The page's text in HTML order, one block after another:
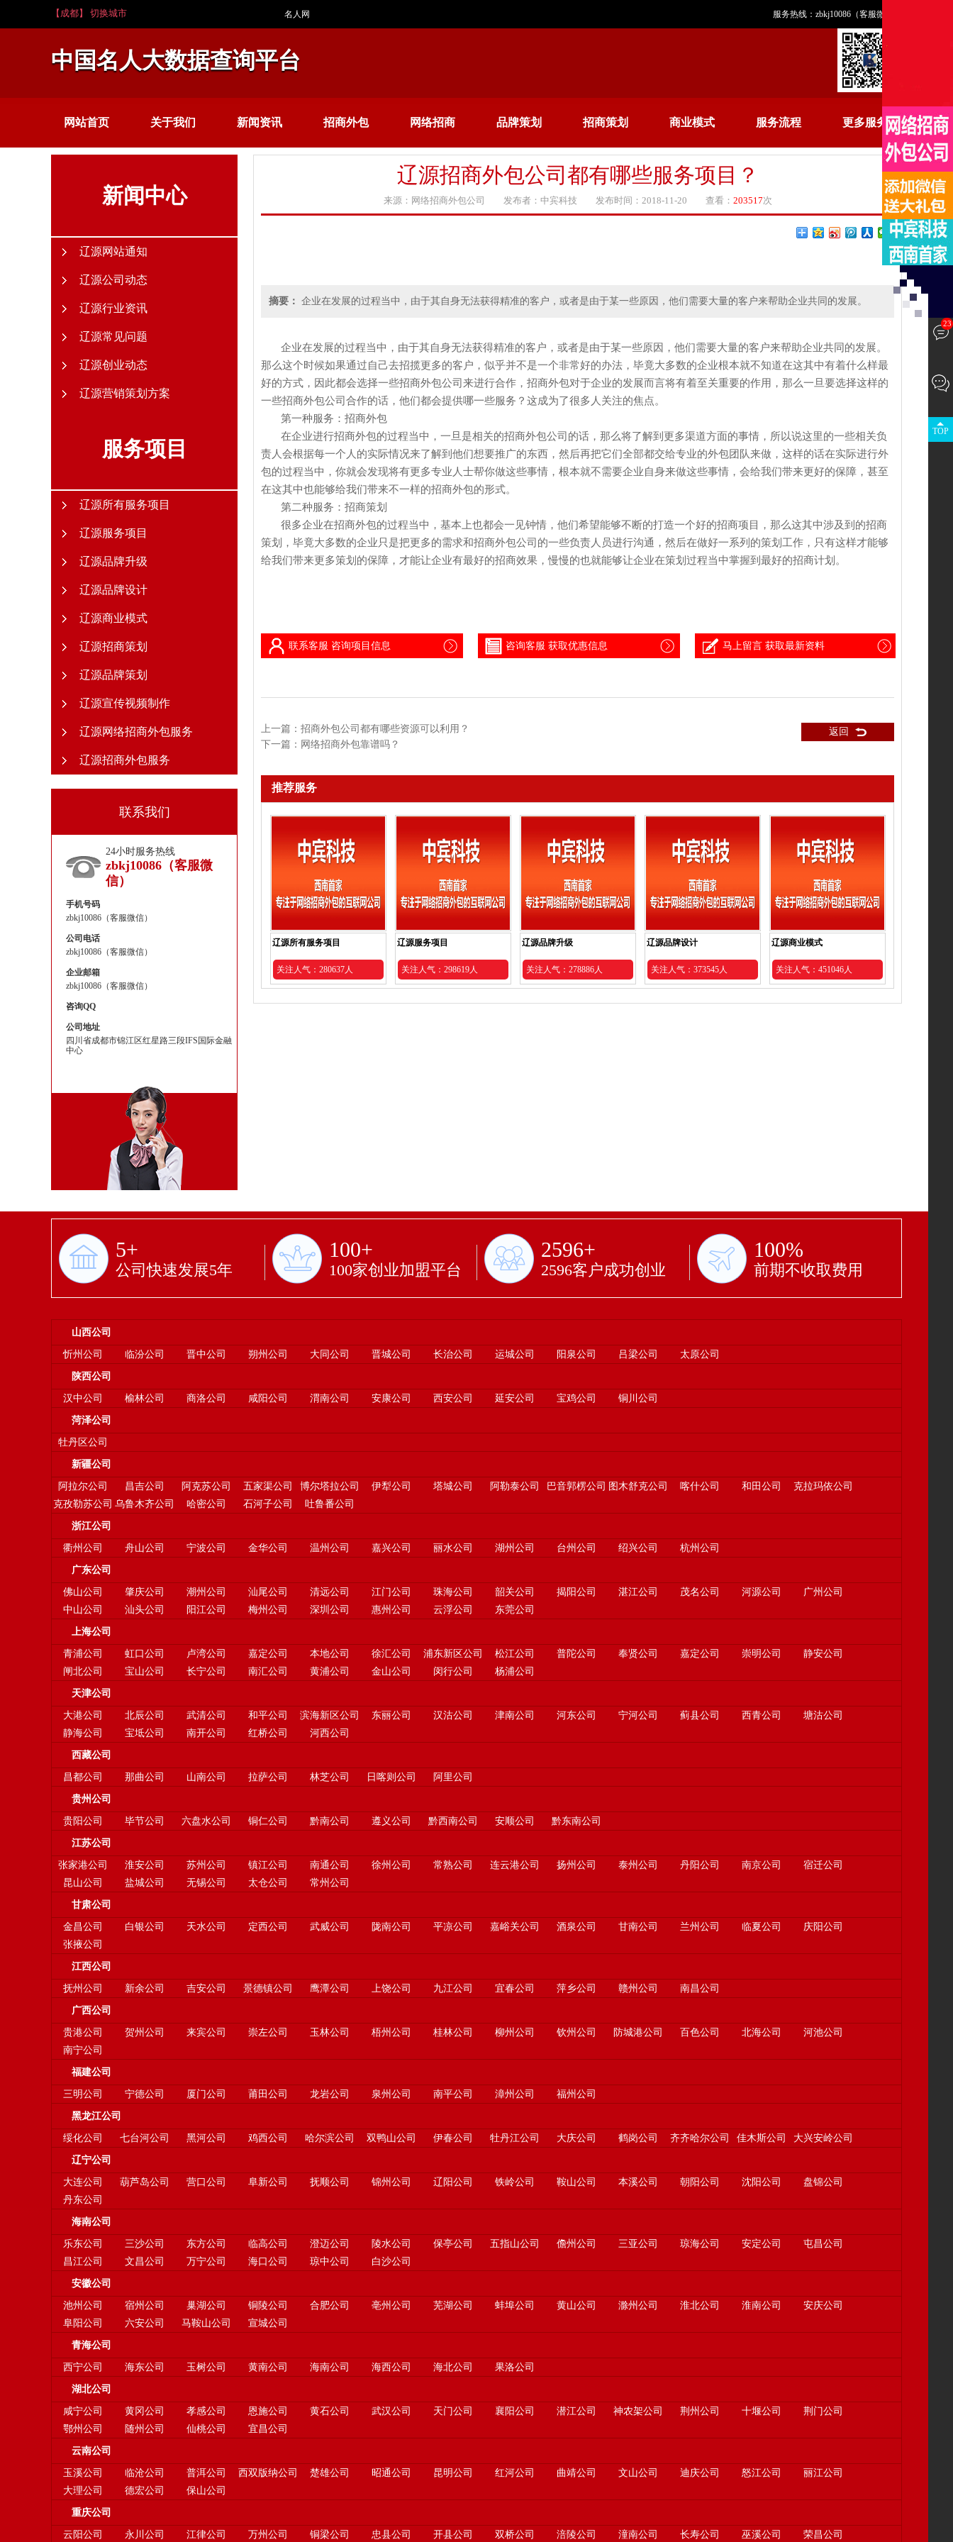
【成都】 切换城市 名人网 服务热线：zbkj10086（客服微信）
中国名人大数据查询平台
网站首页 关于我们 新闻资讯 招商外包 网络招商 品牌策划 招商策划 商业模式 服务流程 更多服务
辽源招商外包公司都有哪些服务项目？
来源：网络招商外包公司 发布者：中宾科技 发布时间：2018-11-20 查看： 203517次
摘要： 企业在发展的过程当中，由于其自身无法获得精准的客户，或者是由于某一些原因，他们需要大量的客户来帮助企业共同的发展。
企业在发展的过程当中，由于其自身无法获得精准的客户，或者是由于某一些原因，他们需要大量的客户来帮助企业共同的发展。
那么这个时候如果通过自己去招揽更多的客户，似乎并不是一个非常好的办法，毕竟大多数的企业根本就不知道在这其中有着什么样最
好的方式，因此都会选择一些招商外包公司来进行合作，招商外包对于企业的发展而言将有着至关重要的作用，那么一旦要选择这样的
一些招商外包公司 合作的话，他们都会提供哪一些服务？这成为了很多人关注的焦点。
第一种服务：招商外包
在企业进行招商外包的过程当中，一旦是相关的招商外包公司 的话，那么将了解到更多渠道方面的事情，所以说这里的一些相关负
责人会根据每一个人的实际情况来了解到他们想要推广的东西，然后再把它们全部都交给专业的外包团队来做，这样的话在实际进行外
包的过程当中，你就会发现将有更多专业人士帮你做这些事情，根本就不需要企业自身来做这些事情，会给我们带来更好的保障，甚至
在这其中也能够给我们带来不一样的招商外包的形式。
第二种服务：招商策划
很多企业在招商外包的过程当中，基本上也都会一见钟情，他们希望能够不断的打造一个好的招商项目，那么这其中涉及到的招商
策划，毕竟大多数的企业只是把更多的需求和招商外包公司的一些负责人员进行沟通，然后在做好一系列的策划工作，只有这样才能够
给我们带来更多策划的保障，才能让企业有最好的招商效果，慢慢的也就能够让企业在策划过程当中掌握到最好的招商计划。
联系客服 咨询项目信息 咨询客服 获取优惠信息 马上留言 获取最新资料
上一篇： 招商外包公司都有哪些资源可以利用？
下一篇： 网络招商外包靠谱吗？
返回
推荐服务
辽源所有服务项目
关注人气：280637人
辽源服务项目
关注人气：298619人
辽源品牌升级
关注人气：278886人
辽源品牌设计
关注人气：373545人
辽源商业模式
关注人气：451046人
新闻中心
辽源网站通知
辽源公司动态
辽源行业资讯
辽源常见问题
辽源创业动态
辽源营销策划方案
服务项目
辽源所有服务项目
辽源服务项目
辽源品牌升级
辽源品牌设计
辽源商业模式
辽源招商策划
辽源品牌策划
辽源宣传视频制作
辽源网络招商外包服务
辽源招商外包服务
联系我们
24小时服务热线
zbkj10086（客服微
信）
手机号码
zbkj10086（客服微信）
公司电话
zbkj10086（客服微信）
企业邮箱
zbkj10086（客服微信）
咨询QQ
公司地址
四川省成都市锦江区红星路三段IFS国际金融
中心
5+
公司快速发展5年
100+
100家创业加盟平台
2596+
2596客户成功创业
100%
前期不收取费用
山西公司
忻州公司 临汾公司 晋中公司 朔州公司 大同公司 晋城公司 长治公司 运城公司 阳泉公司 吕梁公司 太原公司
陕西公司
汉中公司 榆林公司 商洛公司 咸阳公司 渭南公司 安康公司 西安公司 延安公司 宝鸡公司 铜川公司
菏泽公司
牡丹区公司
新疆公司
阿拉尔公司 昌吉公司 阿克苏公司 五家渠公司 博尔塔拉公司 伊犁公司 塔城公司 阿勒泰公司 巴音郭楞公司 图木舒克公司 喀什公司 和田公司
克拉玛依公司
克孜勒苏公司 乌鲁木齐公司 哈密公司 石河子公司 吐鲁番公司
浙江公司
衢州公司 舟山公司 宁波公司 金华公司 温州公司 嘉兴公司 丽水公司 湖州公司 台州公司 绍兴公司 杭州公司
广东公司
佛山公司 肇庆公司 潮州公司 汕尾公司 清远公司 江门公司 珠海公司 韶关公司 揭阳公司 湛江公司 茂名公司 河源公司
广州公司
中山公司
汕头公司 阳江公司 梅州公司 深圳公司 惠州公司 云浮公司 东莞公司
上海公司
青浦公司 虹口公司 卢湾公司 嘉定公司 本地公司 徐汇公司 浦东新区公司 松江公司 普陀公司 奉贤公司 嘉定公司 崇明公司
静安公司
闸北公司
宝山公司 长宁公司 南汇公司 黄浦公司 金山公司 闵行公司 杨浦公司
天津公司
大港公司 北辰公司 武清公司 和平公司 滨海新区公司 东丽公司 汉沽公司 津南公司 河东公司 宁河公司 蓟县公司 西青公司
塘沽公司
静海公司
宝坻公司 南开公司 红桥公司 河西公司
西藏公司
昌都公司 那曲公司 山南公司 拉萨公司 林芝公司 日喀则公司 阿里公司
贵州公司
贵阳公司 毕节公司 六盘水公司 铜仁公司 黔南公司 遵义公司 黔西南公司 安顺公司 黔东南公司
江苏公司
张家港公司 淮安公司 苏州公司 镇江公司 南通公司 徐州公司 常熟公司 连云港公司 扬州公司 泰州公司 丹阳公司 南京公司
宿迁公司
昆山公司
盐城公司 无锡公司 太仓公司 常州公司
甘肃公司
金昌公司 白银公司 天水公司 定西公司 武威公司 陇南公司 平凉公司 嘉峪关公司 酒泉公司 甘南公司 兰州公司 临夏公司
庆阳公司
张掖公司
江西公司
抚州公司 新余公司 吉安公司 景德镇公司 鹰潭公司 上饶公司 九江公司 宜春公司 萍乡公司 赣州公司 南昌公司
广西公司
贵港公司 贺州公司 来宾公司 崇左公司 玉林公司 梧州公司 桂林公司 柳州公司 钦州公司 防城港公司 百色公司 北海公司
河池公司
南宁公司
福建公司
三明公司 宁德公司 厦门公司 莆田公司 龙岩公司 泉州公司 南平公司 漳州公司 福州公司
黑龙江公司
绥化公司 七台河公司 黑河公司 鸡西公司 哈尔滨公司 双鸭山公司 伊春公司 牡丹江公司 大庆公司 鹤岗公司 齐齐哈尔公司 佳木斯公司 大兴安岭公司
辽宁公司
大连公司 葫芦岛公司 营口公司 阜新公司 抚顺公司 锦州公司 辽阳公司 铁岭公司 鞍山公司 本溪公司 朝阳公司 沈阳公司
盘锦公司
丹东公司
海南公司
乐东公司 三沙公司 东方公司 临高公司 澄迈公司 陵水公司 保亭公司 五指山公司 儋州公司 三亚公司 琼海公司 安定公司
屯昌公司
昌江公司
文昌公司 万宁公司 海口公司 琼中公司 白沙公司
安徽公司
池州公司 宿州公司 巢湖公司 铜陵公司 合肥公司 亳州公司 芜湖公司 蚌埠公司 黄山公司 滁州公司 淮北公司 淮南公司
安庆公司
阜阳公司
六安公司 马鞍山公司 宣城公司
青海公司
西宁公司 海东公司 玉树公司 黄南公司 海南公司 海西公司 海北公司 果洛公司
湖北公司
咸宁公司 黄冈公司 孝感公司 恩施公司 黄石公司 武汉公司 天门公司 襄阳公司 潜江公司 神农架公司 荆州公司 十堰公司
荆门公司
鄂州公司
随州公司 仙桃公司 宜昌公司
云南公司
玉溪公司 临沧公司 普洱公司 西双版纳公司 楚雄公司 昭通公司 昆明公司 红河公司 曲靖公司 文山公司 迪庆公司 怒江公司
丽江公司
大理公司
德宏公司 保山公司
重庆公司
云阳公司 永川公司 江律公司 万州公司 铜梁公司 忠县公司 开县公司 双桥公司 涪陵公司 潼南公司 长寿公司 巫溪公司 荣昌公司
23
TOP